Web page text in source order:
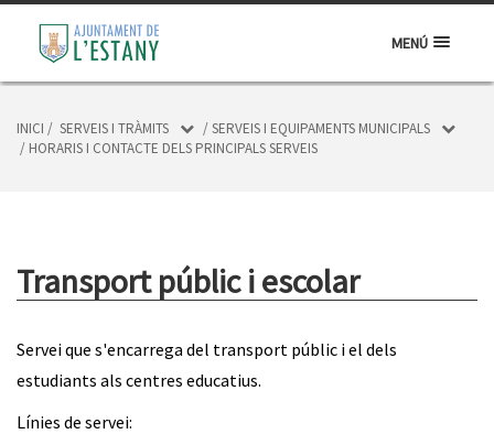
MENÚ
INICI / SERVEIS I TRÀMITS /SERVEIS I EQUIPAMENTS MUNICIPALS
/ HORARIS I CONTACTE DELS PRINCIPALS SERVEIS
Transport públic i escolar
Servei que s'encarrega del transport públic i el dels
estudiants als centres educatius.
Línies de servei: